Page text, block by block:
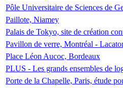
Pôle Universitaire de Sciences de
Paillote, Niamey
Palais de Tokyo, site de création
Pavillon de verre, Montréal -
Place Léon Aucoc, Bordeaux
PLUS - Les grands ensembles de
Porte de la Chapelle, Paris, étude